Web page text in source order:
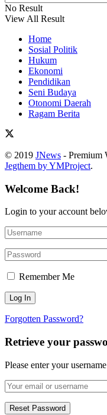
No Result
View All Result
Home
Sosial Politik
Hukum
Ekonomi
Pendidikan
Seni Budaya
Otonomi Daerah
Ragam Berita
© 2019 JNews - Premium
Jegthem by YMProject.
Welcome Back!
Login to your account
Remember Me
Forgotten Password?
Retrieve your
Please enter your